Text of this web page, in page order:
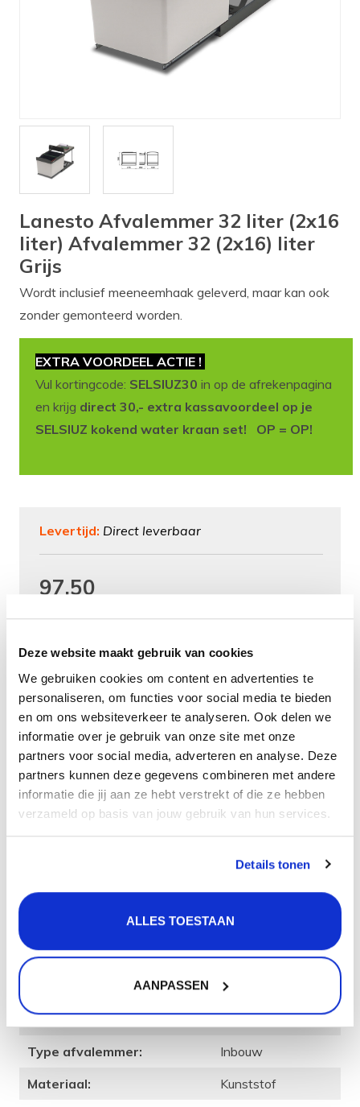
Deze website maakt gebruik van cookies
We gebruiken cookies om content en advertenties te
personaliseren, om functies voor social media te bieden
en om ons websiteverkeer te analyseren. Ook delen we
informatie over je gebruik van onze site met onze
partners voor social media, adverteren en analyse. Deze
partners kunnen deze gegevens combineren met andere
informatie die jij aan ze hebt verstrekt of die ze hebben
verzameld op basis van jouw gebruik van hun services.
Details tonen
ALLES TOESTAAN
AANPASSEN
$$$ ACTIES $$$
Lanesto Afvalemmer 32 liter (2x16
liter) Afvalemmer 32 (2x16) liter
Grijs
Wordt inclusief meeneemhaak geleverd, maar kan ook
zonder gemonteerd worden.
EXTRA VOORDEEL ACTIE !
Vul kortingcode: SELSIUZ30 in op de afrekenpagina
en krijg direct 30,- extra kassavoordeel op je
SELSIUZ kokend water kraan set! OP = OP!
Levertijd: Direct leverbaar
97,50
+
Aan verlanglijst toevoegen
Gratisverzending vanaf 50 euro
Gratis
retourneren
30 dagenbedenktijd
Levering inheel Nederlanden België
Product
Artikelcode:
210261
Lanesto
Kleur:
Grijs
Type afvalemmer:
Inbouw
Materiaal:
Kunststof